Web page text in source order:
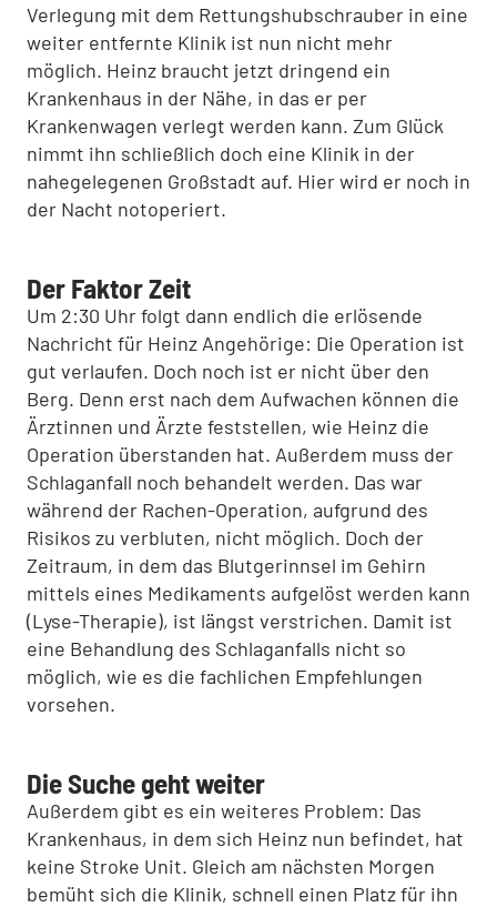
Verlegung mit dem Rettungshubschrauber in eine
weiter entfernte Klinik ist nun nicht mehr
möglich. Heinz braucht jetzt dringend ein
Krankenhaus in der Nähe, in das er per
Krankenwagen verlegt werden kann. Zum Glück
nimmt ihn schließlich doch eine Klinik in der
nahegelegenen Großstadt auf. Hier wird er noch in
der Nacht notoperiert.
Der Faktor Zeit
Um 2:30 Uhr folgt dann endlich die erlösende
Nachricht für Heinz Angehörige: Die Operation ist
gut verlaufen. Doch noch ist er nicht über den
Berg. Denn erst nach dem Aufwachen können die
Ärztinnen und Ärzte feststellen, wie Heinz die
Operation überstanden hat. Außerdem muss der
Schlaganfall noch behandelt werden. Das war
während der Rachen-Operation, aufgrund des
Risikos zu verbluten, nicht möglich. Doch der
Zeitraum, in dem das Blutgerinnsel im Gehirn
mittels eines Medikaments aufgelöst werden kann
(Lyse-Therapie), ist längst verstrichen. Damit ist
eine Behandlung des Schlaganfalls nicht so
möglich, wie es die fachlichen Empfehlungen
vorsehen.
Die Suche geht weiter
Außerdem gibt es ein weiteres Problem: Das
Krankenhaus, in dem sich Heinz nun befindet, hat
keine Stroke Unit. Gleich am nächsten Morgen
bemüht sich die Klinik, schnell einen Platz für ihn